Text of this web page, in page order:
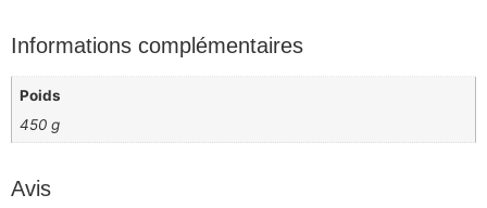
Informations complémentaires
Poids
450 g
Avis